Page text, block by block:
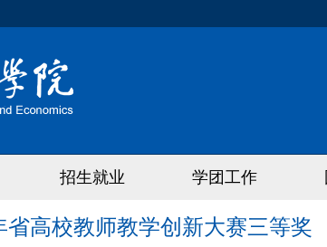
招生就业 学团工作
省高校教师教学创新大赛三等奖